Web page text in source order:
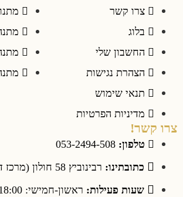
שלי
נגישות
הפרטיות
מתנות לרופאים
מתנה למפקד
מתנה למנהל
מתנה לחנוכת בית
רבינוביץ 58 חולון (מרכז דר גת)
ראשון-חמישי: 18:00–10:00 שישי